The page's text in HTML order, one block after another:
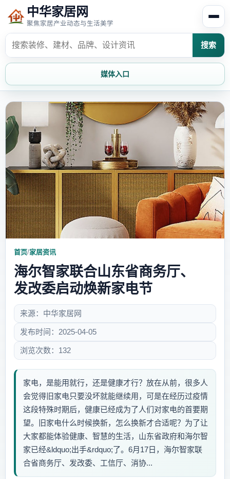
中华家居网
聚焦家居产业动态与生活美学
搜索
媒体入口
家居资讯
家居风水
时尚饰家 装修设计
家具知识 家居文化
家装攻略 创意家居
首页/家居资讯
海尔智家联合山东省商务厅、
发改委启动焕新家电节
来源：中华家居网
发布时间：2025-04-05
浏览次数：132
家电，是能用就行，还是健康才行？放在从前，很多人
会觉得旧家电只要没坏就能继续用，可是在经历过疫情
这段特殊时期后，健康已经成为了人们对家电的首要期
望。旧家电什么时候换新，怎么换新才合适呢？为了让
大家都能体验健康、智慧的生活，山东省政府和海尔智
家已经&ldquo;出手&rdquo;了。6月17日，海尔智家联
合省商务厅、发改委、工信厅、消协...